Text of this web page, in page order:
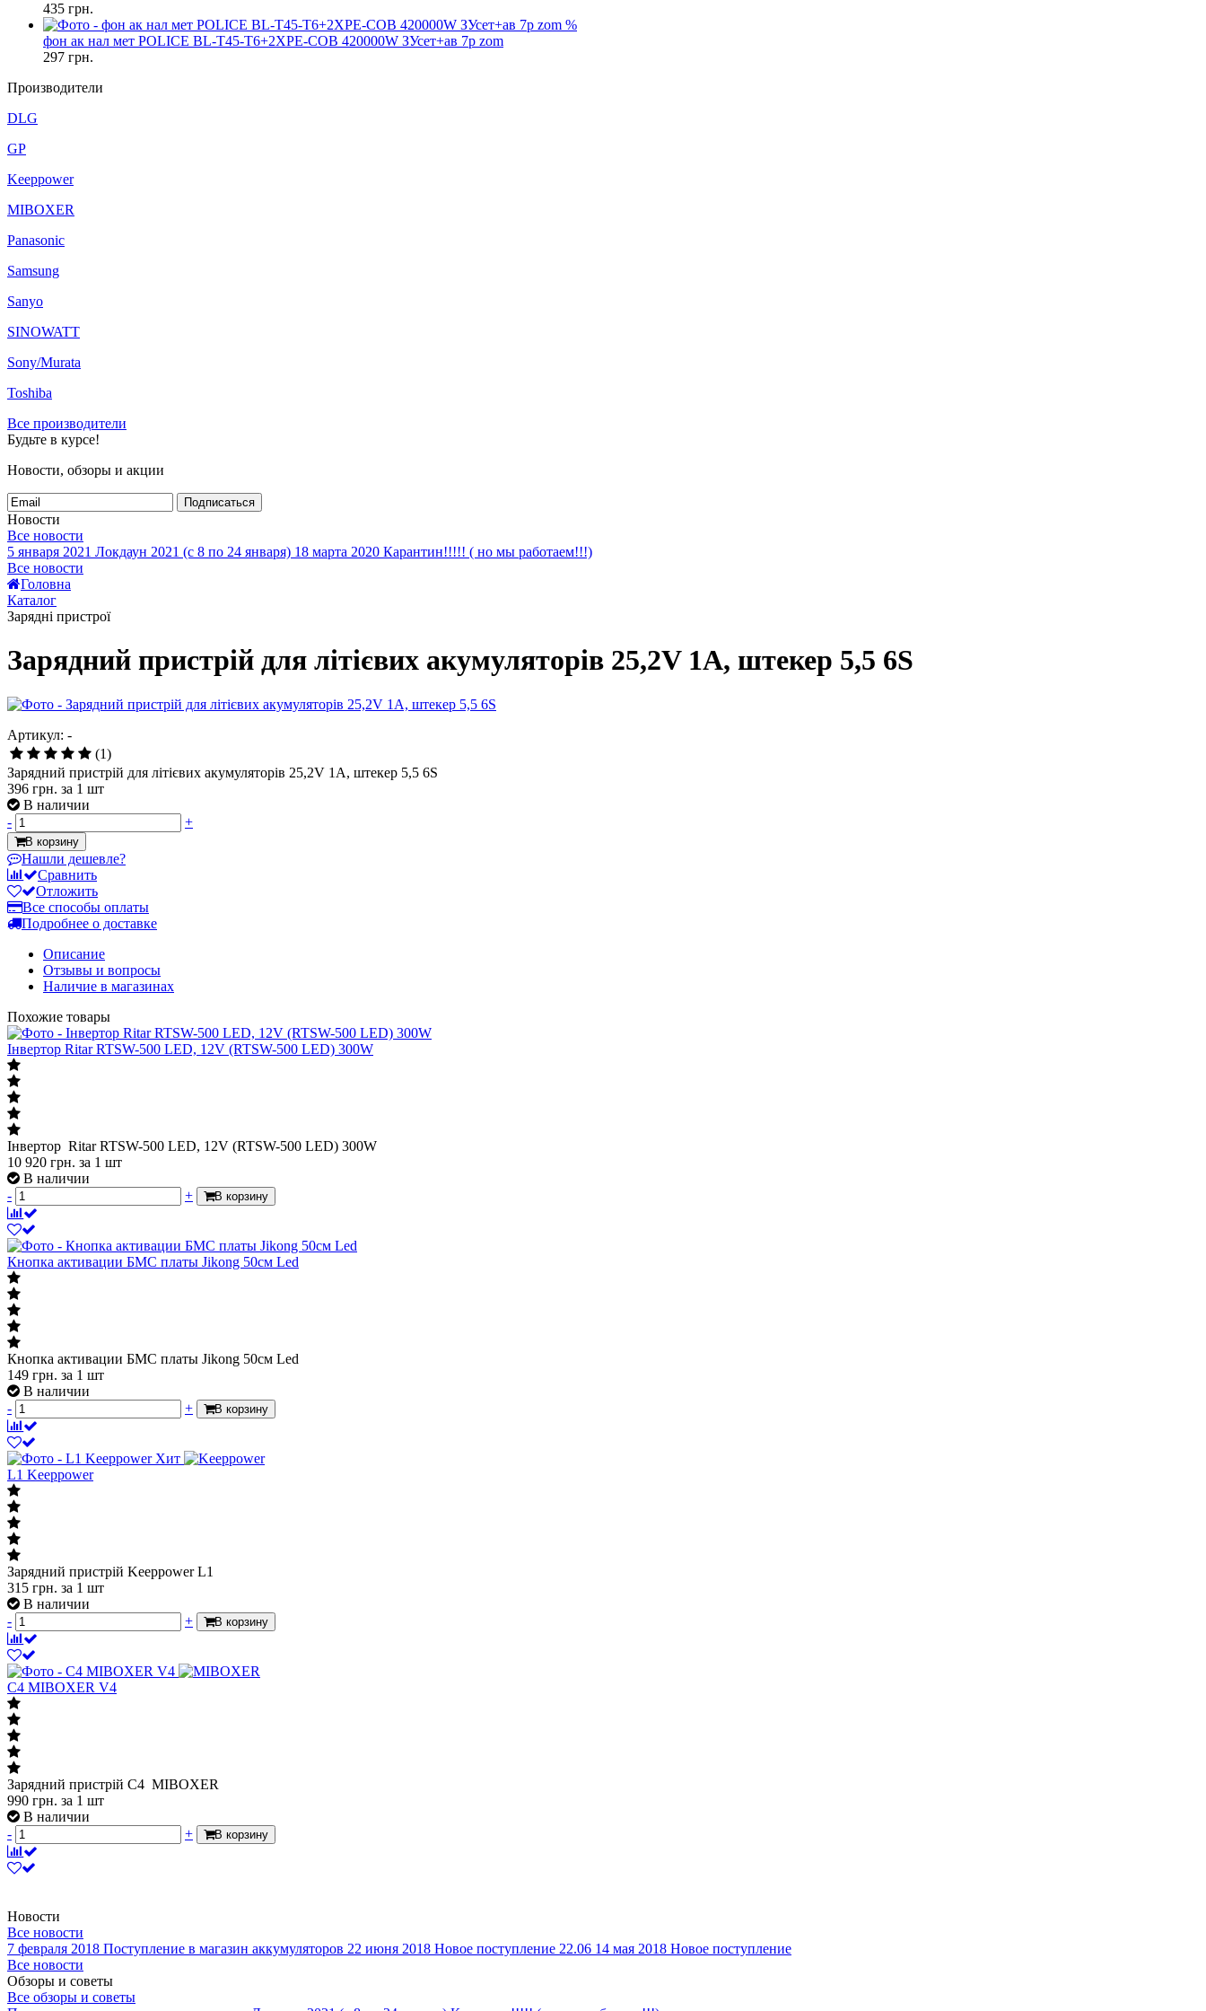
435 грн.
%
фон ак нал мет POLICE BL-T45-T6+2XPE-COB 420000W ЗУсет+ав 7р zom
297 грн.
Производители
DLG
GP
Keeppower
MIBOXER
Panasonic
Samsung
Sanyo
SINOWATT
Sony/Murata
Toshiba
Все производители
Будьте в курсе!
Новости, обзоры и акции
Подписаться
Новости
Все новости
5 января 2021 Локдаун 2021 (с 8 по 24 января) 18 марта 2020 Карантин!!!!! ( но мы работаем!!!)
Все новости
Головна
Каталог
Зарядні пристрої
Зарядний пристрій для літієвих акумуляторів 25,2V 1A, штекер 5,5 6S
Артикул: -
(1)
Зарядний пристрій для літієвих акумуляторів 25,2V 1A, штекер 5,5 6S
396 грн. за 1 шт
В наличии
-
+
В корзину
Нашли дешевле?
Сравнить
Отложить
Все способы оплаты
Подробнее о доставке
Описание
Отзывы и вопросы
Наличие в магазинах
Похожие товары
Інвертор Ritar RTSW-500 LED, 12V (RTSW-500 LED) 300W
Інвертор Ritar RTSW-500 LED, 12V (RTSW-500 LED) 300W
10 920 грн. за 1 шт
В наличии
-
+ В корзину
Кнопка активации БМС платы Jikong 50см Led
Кнопка активации БМС платы Jikong 50см Led
149 грн. за 1 шт
В наличии
-
+ В корзину
Хит
L1 Keeppower
Зарядний пристрій Keeppower L1
315 грн. за 1 шт
В наличии
-
+ В корзину
C4 MIBOXER V4
Зарядний пристрій C4 MIBOXER
990 грн. за 1 шт
В наличии
-
+ В корзину
Новости
Все новости
7 февраля 2018 Поступление в магазин аккумуляторов 22 июня 2018 Новое поступление 22.06 14 мая 2018 Новое поступление
Все новости
Обзоры и советы
Все обзоры и советы